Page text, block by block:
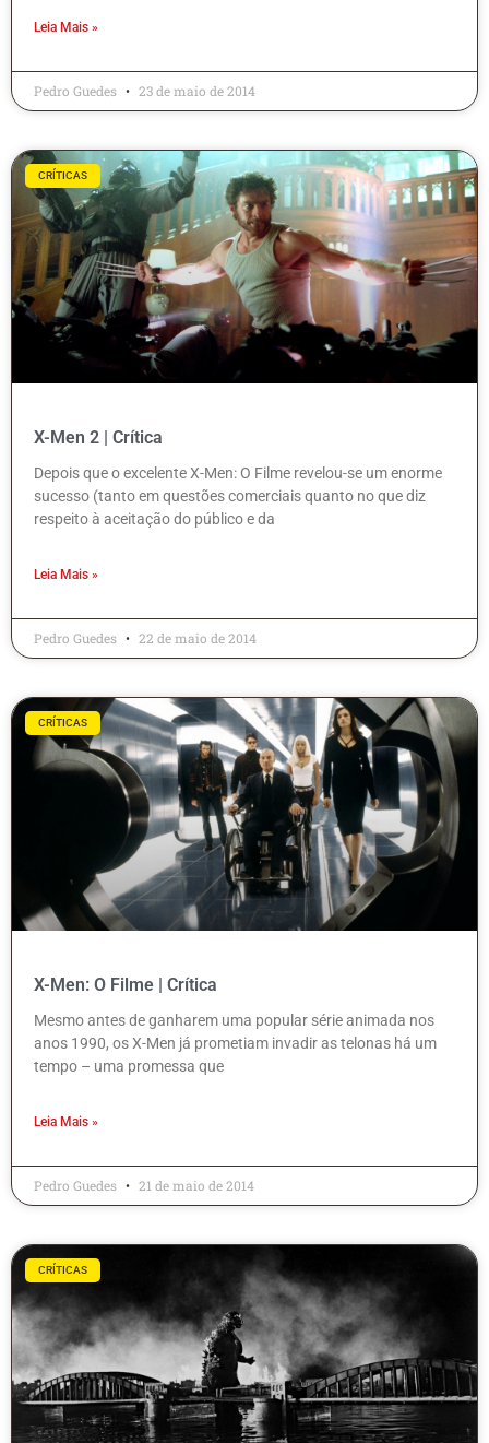
Leia Mais »
Pedro Guedes 23 de maio de 2014
CRÍTICAS
X-Men 2 | Crítica
Depois que o excelente X-Men: O Filme revelou-se um enorme
sucesso (tanto em questões comerciais quanto no que diz
respeito à aceitação do público e da
Leia Mais »
Pedro Guedes 22 de maio de 2014
CRÍTICAS
X-Men: O Filme | Crítica
Mesmo antes de ganharem uma popular série animada nos
anos 1990, os X-Men já prometiam invadir as telonas há um
tempo – uma promessa que
Leia Mais »
Pedro Guedes 21 de maio de 2014
CRÍTICAS